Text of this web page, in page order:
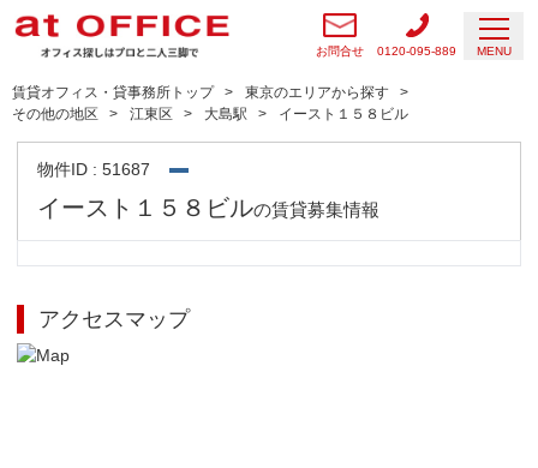
お問合せ 0120-095-889 MENU
賃貸オフィス・貸事務所トップ
東京のエリアから探す
その他の地区
江東区 大島駅 イースト１５８ビル
物件ID : 51687
イースト１５８ビルの賃貸募集情報
アクセスマップ